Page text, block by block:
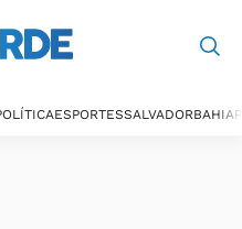
ESPORTESSALVADORBAHIA